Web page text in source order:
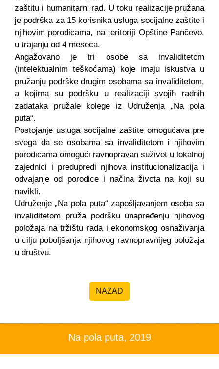
zaštitu i humanitarni rad. U toku realizacije pružana
je podrška za 15 korisnika usluga socijalne zaštite i
njihovim porodicama, na teritoriji Opštine Pančevo,
u trajanju od 4 meseca.
Angažovano je tri osobe sa invaliditetom
(intelektualnim teškoćama) koje imaju iskustva u
pružanju podrške drugim osobama sa invaliditetom,
a kojima su podršku u realizaciji svojih radnih
zadataka pružale kolege iz Udruženja „Na pola
puta“.
Postojanje usluga socijalne zaštite omogućava pre
svega da se osobama sa invaliditetom i njihovim
porodicama omogući ravnopravan suživot u lokalnoj
zajednici i predupredi njihova institucionalizacija i
odvajanje od porodice i načina života na koji su
navikli.
Udruženje „Na pola puta“ zapošljavanjem osoba sa
invaliditetom pruža podršku unapređenju njihovog
položaja na tržištu rada i ekonomskog osnaživanja
u cilju poboljšanja njihovog ravnopravnijeg položaja
u društvu.
NAZAD
Na pola puta, 2019